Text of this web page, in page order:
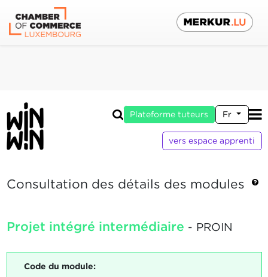
Plateforme tuteurs Fr
vers espace apprenti
Consultation des détails des modules
Projet intégré intermédiaire - PROIN
Code du module: